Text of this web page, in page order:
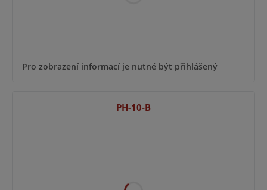
Pro zobrazení informací je nutné být přihlášený
PH-10-B